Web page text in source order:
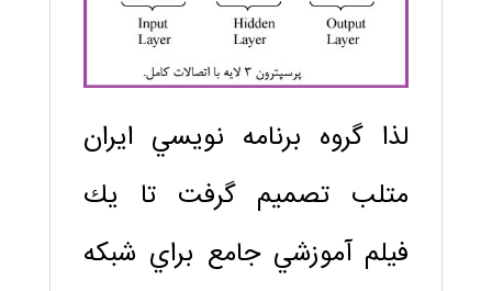
لذا گروه برنامه نويسي ايران
متلب تصميم گرفت تا يك
فيلم آموزشي جامع براي شبكه